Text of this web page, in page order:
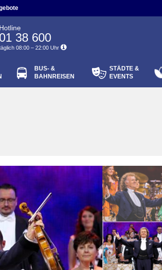
Hotline
01 38 600
08:00 – 22:00 Uhr
BUS- &
BAHNREISEN
STÄDTE &
EVENTS